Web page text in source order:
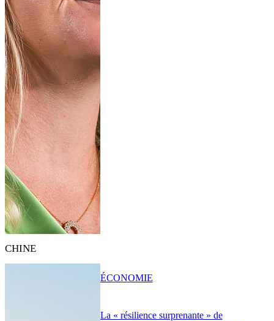
CHINE
La « résilience surprenante » de
ÉCONOMIE